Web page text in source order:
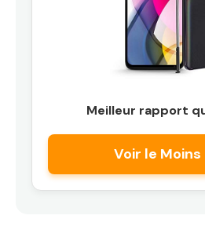
Meilleur rapport
Voir le Moins